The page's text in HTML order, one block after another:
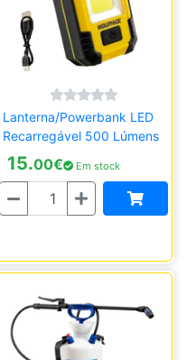
Lanterna/Powerbank LED
Recarregável 500 Lúmens
15.00€ Em stock
Quantidade